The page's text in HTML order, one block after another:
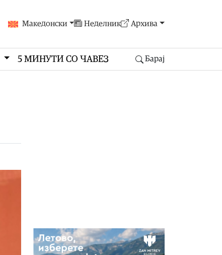
Македонски Неделник Архива
5 МИНУТИ СО ЧАВЕЗ Барај